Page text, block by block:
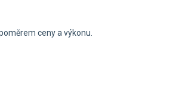
ceny a výkonu.